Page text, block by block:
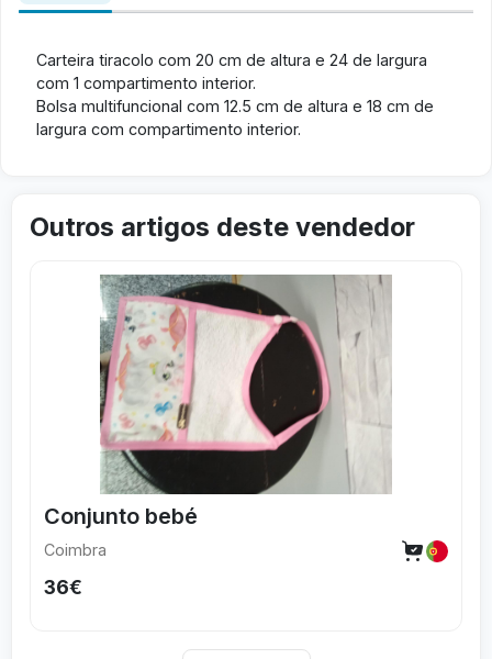
Carteira tiracolo com 20 cm de altura e 24 de largura
com 1 compartimento interior.
Bolsa multifuncional com 12.5 cm de altura e 18 cm de
largura com compartimento interior.
Outros artigos deste vendedor
Conjunto bebé
Coimbra
36€